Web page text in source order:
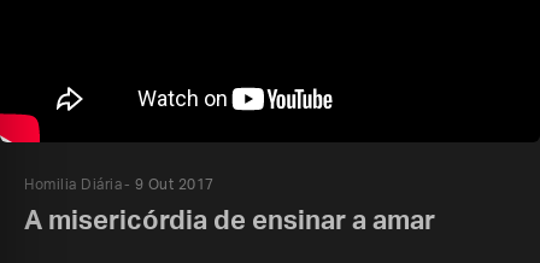
Homilia Diária 9 Out 2017
A misericórdia de ensinar a amar